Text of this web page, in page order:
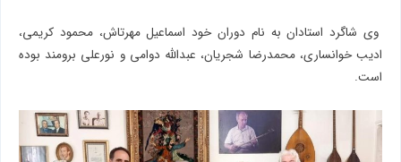
وی شاگرد استادان به نام دوران خود اسماعیل مهرتاش، محمود کریمی،
ادیب خوانساری، محمدرضا شجریان، عبدالله دوامی و نورعلی برومند بوده
است.